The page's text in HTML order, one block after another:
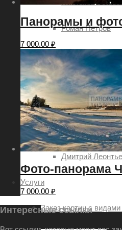
Наталия
Роман Петров
Руслан Акимов
Сергей Петров
Татьяна Шоглева
Никита
Дмитрий
Услуги
Заказ картин с видами
Панорамы и
7 000.00 ₽
Фото-панорама
7 000.00 ₽
Интересные ссылки